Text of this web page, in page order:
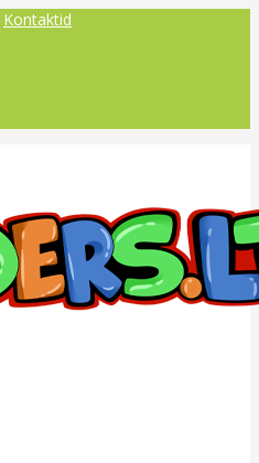
Kontaktid